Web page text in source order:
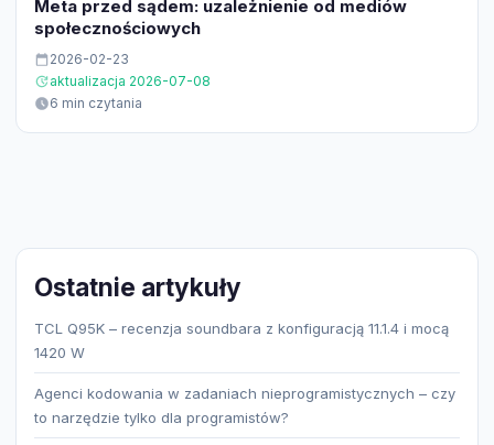
Meta przed sądem: uzależnienie od mediów
społecznościowych
2026-02-23
aktualizacja 2026-07-08
6 min czytania
Ostatnie artykuły
TCL Q95K – recenzja soundbara z konfiguracją 11.1.4 i mocą
1420 W
Agenci kodowania w zadaniach nieprogramistycznych – czy
to narzędzie tylko dla programistów?